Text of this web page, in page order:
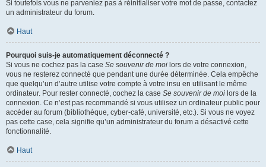
Si toutefois vous ne parveniez pas à réinitialiser votre mot de passe, contactez
un administrateur du forum.
Haut
Pourquoi suis-je automatiquement déconnecté ?
Si vous ne cochez pas la case Se souvenir de moi lors de votre connexion,
vous ne resterez connecté que pendant une durée déterminée. Cela empêche
que quelqu’un d’autre utilise votre compte à votre insu en utilisant le même
ordinateur. Pour rester connecté, cochez la case Se souvenir de moi lors de la
connexion. Ce n’est pas recommandé si vous utilisez un ordinateur public pour
accéder au forum (bibliothèque, cyber-café, université, etc.). Si vous ne voyez
pas cette case, cela signifie qu’un administrateur du forum a désactivé cette
fonctionnalité.
Haut